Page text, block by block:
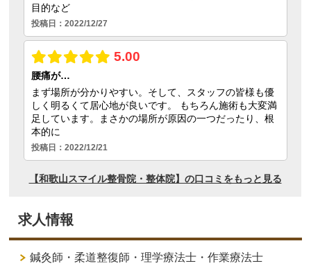
求人情報
鍼灸師・柔道整復師・理学療法士・作業療法士